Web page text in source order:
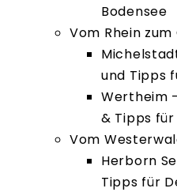
Bodensee
Vom Rhein
und Tipps
Wertheim
& Tipps
Vom
Herborn
Tipps für